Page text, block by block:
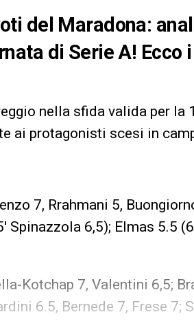
del Maradona:
di Serie A! Ecco
nella sfida valida per la
ai protagonisti scesi in
7, Rrahmani 5,
Spinazzola 6,5); Elmas 5.5
Kotchap 7, Valentini 6,5;
6.5, Bernede 7, Frese 7;